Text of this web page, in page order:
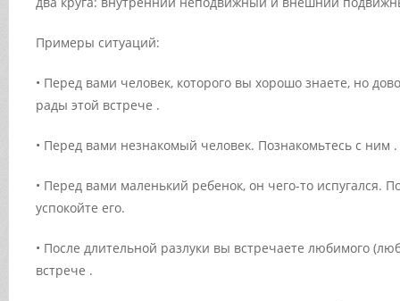
Примеры ситуаций:
• Перед вами человек, которого вы хорошо знаете, но
рады этой встрече .
• Перед вами незнакомый человек. Познакомьтесь с ним .
• Перед вами маленький ребенок, он чего-то испугался.
успокойте его.
• После длительной разлуки вы встречаете любимого
встрече .